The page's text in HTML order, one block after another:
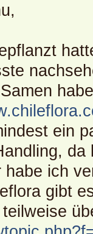
ein
da
habe ich
gibt
teilweise